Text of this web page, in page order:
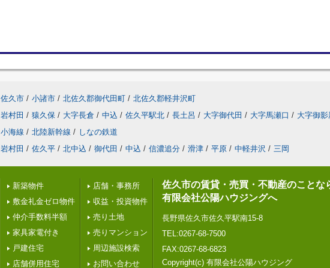
佐久市 / 小諸市 / 北佐久郡御代田町 / 北佐久郡軽井沢町
岩村田 / 猿久保 / 大字長倉 / 中込 / 佐久平駅北 / 長土呂 / 大字御代田 / 大字馬瀬口 / 大字御影
小海線 / 北陸新幹線 / しなの鉄道
岩村田 / 佐久平 / 北中込 / 御代田 / 中込 / 信濃追分 / 滑津 / 平原 / 中軽井沢 / 三岡
新築物件
敷金礼金ゼロ物件
仲介手数料半額
家具家電付き
戸建住宅
店舗併用住宅
店舗・事務所
収益・投資物件
売り土地
売りマンション
周辺施設検索
お問い合わせ
佐久市の賃貸・売買・不動産のことな
有限会社公陽ハウジングへ
長野県佐久市佐久平駅南15-8
TEL:0267-68-7500
FAX:0267-68-6823
Copyright(c) 有限会社公陽ハウジング